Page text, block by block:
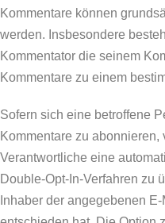
Kommentare können
werden. Insbesondere
Kommentator die seinem
Kommentare zu einem
Sofern sich eine betroffene
Kommentare zu
Verantwortliche eine
Double-Opt-In-Verfahren zu
Inhaber der angegebenen